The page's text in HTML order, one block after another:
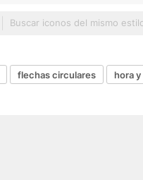
flechas circulares hora